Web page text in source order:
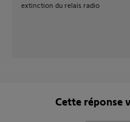
extinction du relais radio
Cette réponse